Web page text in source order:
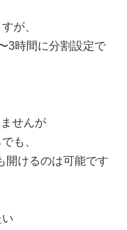
が、
3時間に分割設定で
せんが
も、
開けるのは可能です